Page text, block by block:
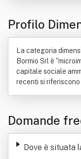
Profilo
La categoria
Bormio Srl è
capitale sociale
recenti si
Domande
seificio Di
Dove è situata